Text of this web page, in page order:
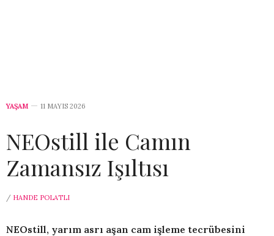
YAŞAM 11 MAYIS 2026
NEOstill ile Camın
Zamansız Işıltısı
/ HANDE POLATLI
NEOstill, yarım asrı aşan cam işleme tecrübesini